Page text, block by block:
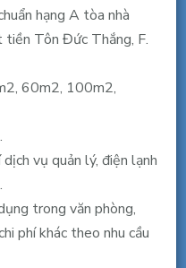
hạng A tòa nhà
tiền Tôn Đức Thắng, F.
60m2, 100m2,
vụ quản lý, điện lạnh
trong văn phòng,
phí khác theo nhu cầu